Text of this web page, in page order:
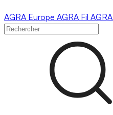
AGRA Europe AGRA Fil AGRA